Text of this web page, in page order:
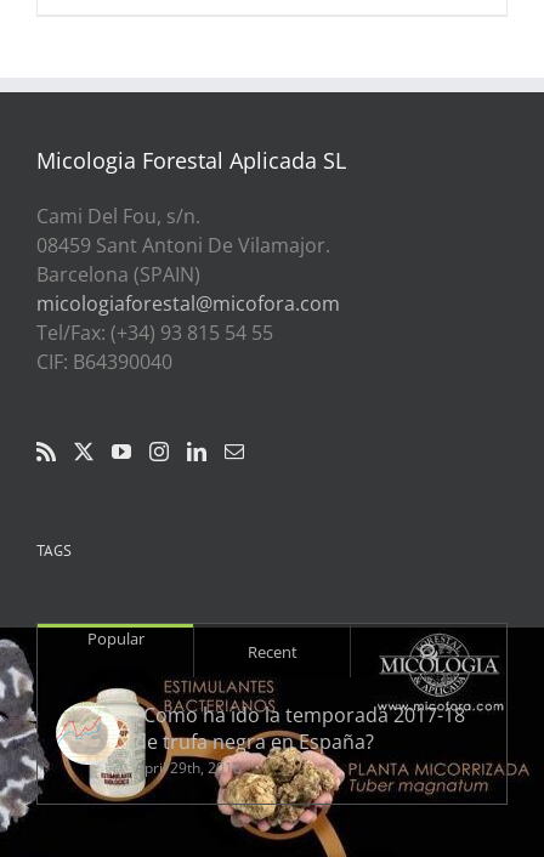
Micologia Forestal Aplicada SL
Cami Del Fou, s/n.
08459 Sant Antoni De Vilamajor.
Barcelona (SPAIN)
micologiaforestal@micofora.com
Tel/Fax: (+34) 93 815 54 55
CIF: B64390040
TAGS
Popular
Recent Comments
¿Como ha ido la temporada 2017-18
de trufa negra en España?
April 29th, 2018